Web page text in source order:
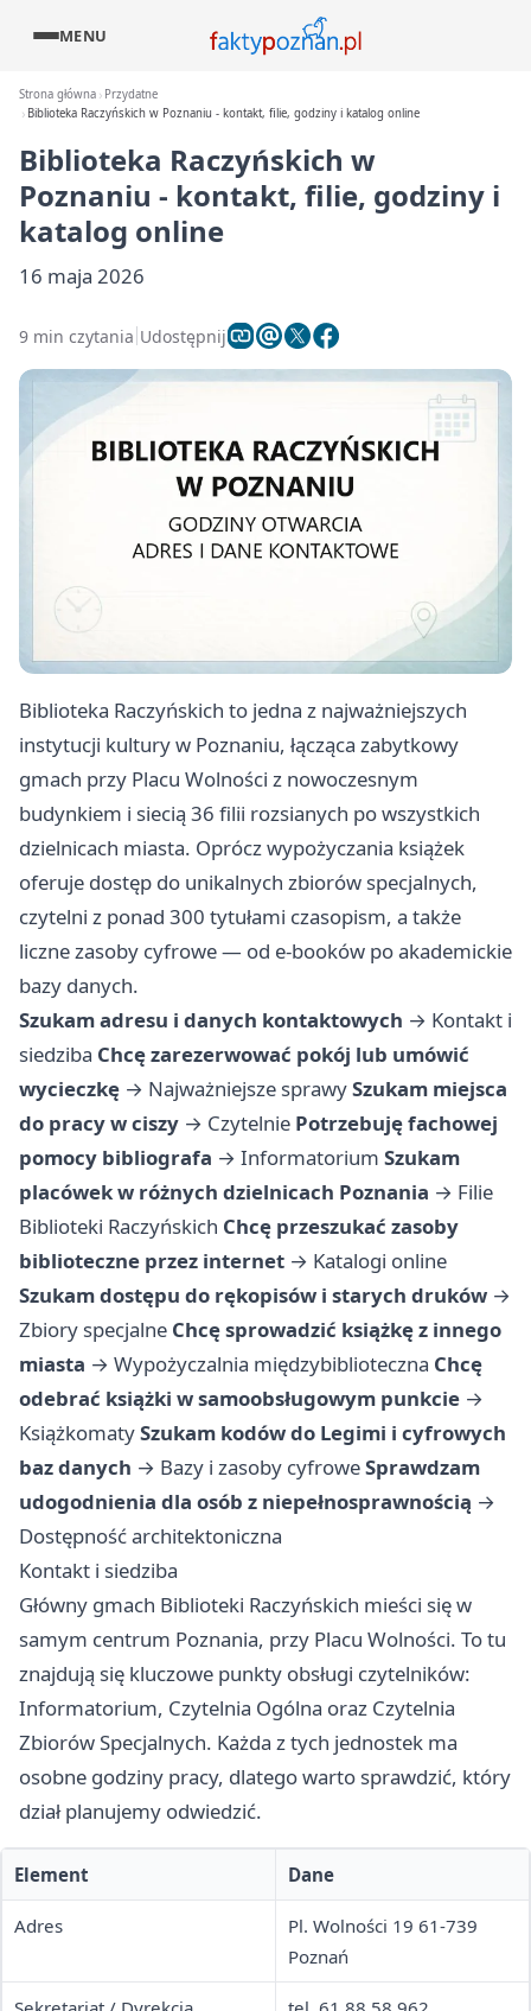
MENU
Strona główna
Przydatne
Biblioteka Raczyńskich w Poznaniu - kontakt, filie, godziny i katalog online
Biblioteka Raczyńskich w
Poznaniu - kontakt, filie, godziny i
katalog online
16 maja 2026
9 min czytania Udostępnij
Biblioteka Raczyńskich to jedna z najważniejszych
instytucji kultury w Poznaniu, łącząca zabytkowy
gmach przy Placu Wolności z nowoczesnym
budynkiem i siecią 36 filii rozsianych po wszystkich
dzielnicach miasta. Oprócz wypożyczania książek
oferuje dostęp do unikalnych zbiorów specjalnych,
czytelni z ponad 300 tytułami czasopism, a także
liczne zasoby cyfrowe — od e-booków po akademickie
bazy danych.
Szukam adresu i danych kontaktowych → Kontakt i
siedziba Chcę zarezerwować pokój lub umówić
wycieczkę → Najważniejsze sprawySzukam miejsca
do pracy w ciszy → Czytelnie Potrzebuję fachowej
pomocy bibliografa → Informatorium Szukam
placówek w różnych dzielnicach Poznania → Filie
Biblioteki Raczyńskich Chcę przeszukać zasoby
biblioteczne przez internet → Katalogi online
Szukam dostępu do rękopisów i starych druków →
Zbiory specjalne Chcę sprowadzić książkę z innego
miasta → Wypożyczalnia międzybiblioteczna Chcę
odebrać książki w samoobsługowym punkcie →
KsiążkomatySzukam kodów do Legimi i cyfrowych
baz danych → Bazy i zasoby cyfroweSprawdzam
udogodnienia dla osób z niepełnosprawnością →
Dostępność architektoniczna
Kontakt i siedziba
Główny gmach Biblioteki Raczyńskich mieści się w
samym centrum Poznania, przy Placu Wolności. To tu
znajdują się kluczowe punkty obsługi czytelników:
Informatorium, Czytelnia Ogólna oraz Czytelnia
Zbiorów Specjalnych. Każda z tych jednostek ma
osobne godziny pracy, dlatego warto sprawdzić, który
dział planujemy odwiedzić.
Element Dane
Adres
Pl. Wolności 19 61-739
Poznań